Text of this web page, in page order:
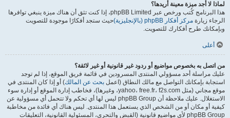
لماذا لا أجد ميزة معينة أريدها؟
هذا البرنامج كُتب ورخص عبر phpBB Limited، إذا كنت تثق أن هناك ميزة ينبغي توافرها
الرجاء زيارة مركز أفكار phpBB (بالإنجليزية)
حيث ستجد أفكارًا موجودة للتصويت
وبإمكانك طرح أفكارك للتصويت.
أعلى
من اتصل به بخصوص مواضيع أو ردود غير قانونية أو غير لائقة؟
عليك مراسلة أحد مسؤولي المنتدى المسرودين في قائمة فريق الموقع، إذا لم توجد
استجابة بإمكانك التواصل مع مالك النطاق (اعمل بحث عن المالك) أو إذا كان المنتدى في
موقع مجاني (مثل yahoo، free.fr، f2s.com، وغيرها)، فخاطب إدارة الموقع أو إدارة سوء
الاستغلال. عليك ملاحظة أن phpBB Group ليس لها أي تحكم ولا تتحمل أي مسؤولية عن
كيفية أو مكان أو من الشخص الذي يستعمل هذا المنتدى. ليس هناك أي فائدة من مخاطبة
phpBB Group لأي مواضيع قانونية (القبض والتحري، المسئولية القانونية، التعليقات